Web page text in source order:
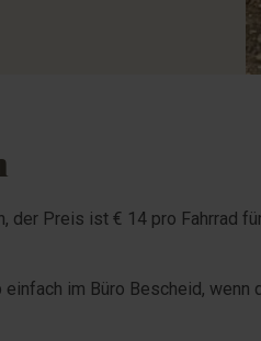
der Preis ist € 14 pro Fahrrad
im Büro Bescheid,